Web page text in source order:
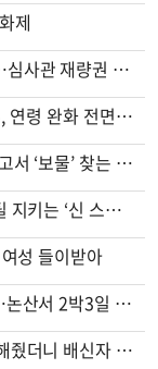
제
서류 하나만 빠져도 영주권·비자 거부…심사관 재량권 대폭 확대
"65세 복수국적 빗장 푸나"... 한국 정부, 연령 완화 전면 추진
74m짜리 보잉777, 화물기 변신…격납고서 ‘보물’ 찾는 인천공항
넷플 ‘외교관’ 현실판 떴다…美대사 스틸 지키는 ‘신 스틸러’
성 들이받아
천하람, 현역 의원 최초 신병교육 입소…논산서 2박3일 생활
한인 남성, 처형 상대로 성범죄…"선처해줬더니 배신자 취급"